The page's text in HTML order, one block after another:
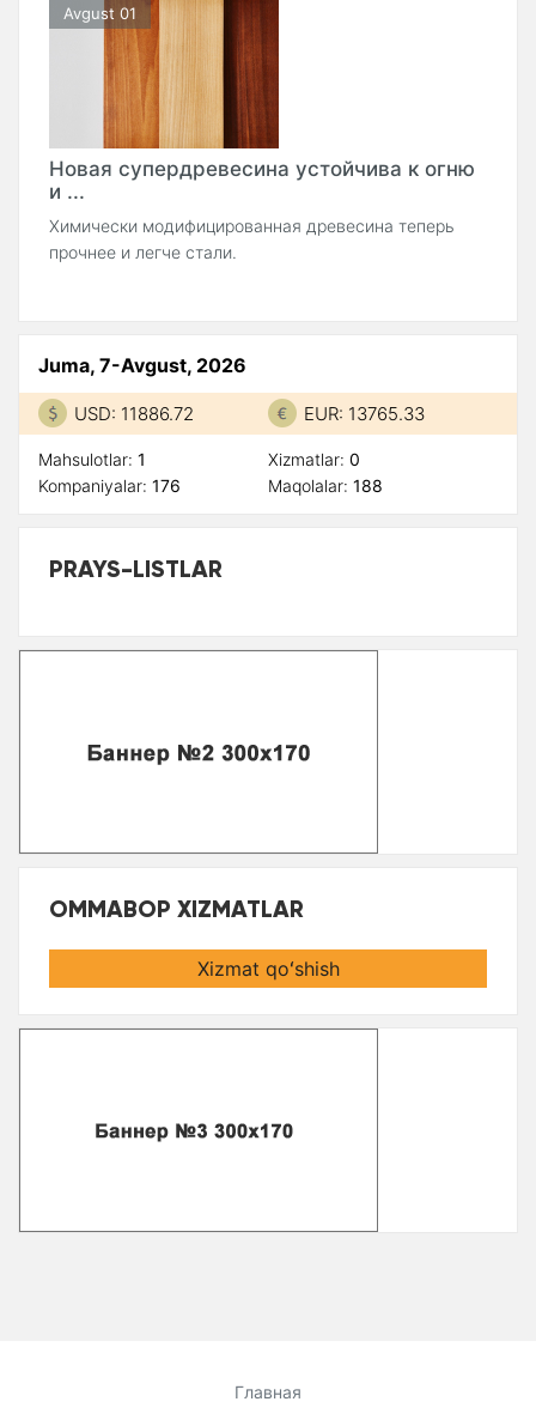
Avgust 01
Новая супердревесина устойчива к огню
и ...
Химически модифицированная древесина теперь
прочнее и легче стали.
Juma, 7-Avgust, 2026
USD: 11886.72 EUR: 13765.33
Mahsulotlar: 1
Kompaniyalar: 176
Xizmatlar: 0
Maqolalar: 188
PRAYS-LISTLAR
OMMABOP XIZMATLAR
Xizmat qoʻshish
Главная